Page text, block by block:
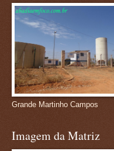
Grande Martinho Campos
Imagem da Matriz